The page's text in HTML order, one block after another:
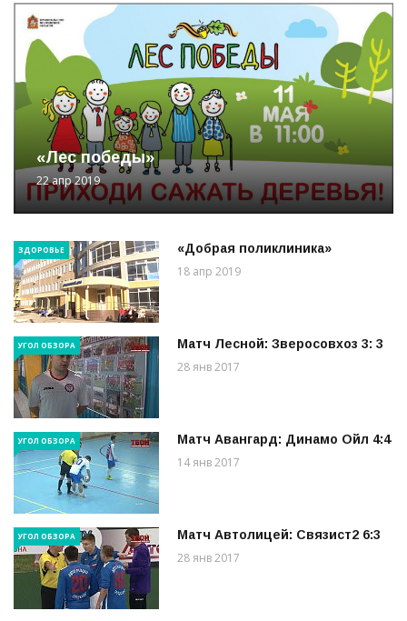
«Лес победы»
22 апр 2019
ЗДОРОВЬЕ «Добрая поликлиника»
18 апр 2019
УГОЛ ОБЗОРА Матч Лесной: Зверосовхоз 3: 3
28 янв 2017
УГОЛ ОБЗОРА Матч Авангард: Динамо Ойл 4:4
14 янв 2017
УГОЛ ОБЗОРА Матч Автолицей: Связист2 6:3
28 янв 2017